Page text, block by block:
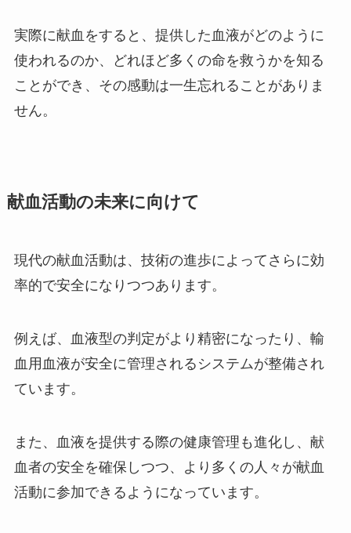
実際に献血をすると、提供した血液がどのように
使われるのか、どれほど多くの命を救うかを知る
ことができ、その感動は一生忘れることがありま
せん。
献血活動の未来に向けて
現代の献血活動は、技術の進歩によってさらに効
率的で安全になりつつあります。
例えば、血液型の判定がより精密になったり、輸
血用血液が安全に管理されるシステムが整備され
ています。
また、血液を提供する際の健康管理も進化し、献
血者の安全を確保しつつ、より多くの人々が献血
活動に参加できるようになっています。